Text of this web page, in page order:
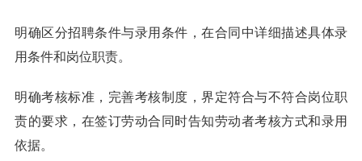
明确区分招聘条件与录用条件，在合同中详细描述具体录
用条件和岗位职责。
明确考核标准，完善考核制度，界定符合与不符合岗位职
责的要求，在签订劳动合同时告知劳动者考核方式和录用
依据。